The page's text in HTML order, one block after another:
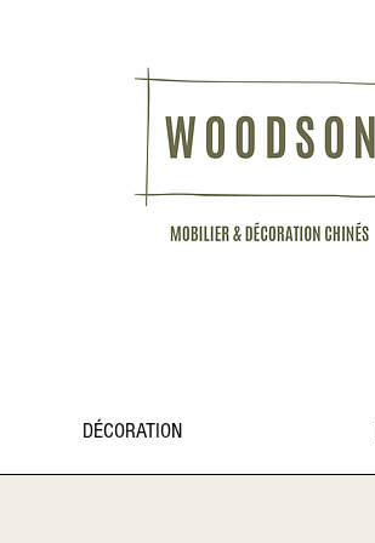
DÉCORATION